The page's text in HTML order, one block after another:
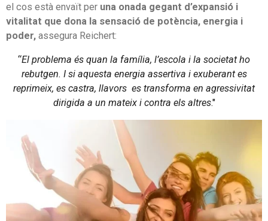
el cos està envaït per una onada gegant d’expansió i
vitalitat que dona la sensació de potència, energia i
poder, assegura Reichert:
“El problema és quan la família, l’escola i la societat ho
rebutgen. I si aquesta energia assertiva i exuberant es
reprimeix, es castra, llavors es transforma en agressivitat
dirigida a un mateix i contra els altres."